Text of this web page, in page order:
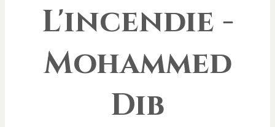
L'incendie -
Mohammed
Dib